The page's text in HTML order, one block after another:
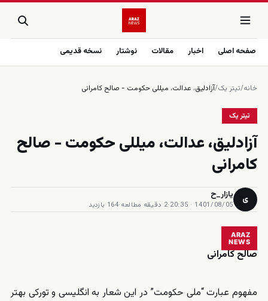
صفحه اصلی اخبار مقالات نوشتار نسخه قدیمی
خانه/تیتر یک/آزادلیق، عدالت، میللی حکومت - صالح کامرانی
تیتر یک
آزادلیق، عدالت، میللی حکومت - صالح
کامرانی
ی یازار_ح
1401/08/05 · 20:35
·2 دقیقه مطالعه ·164 بازدید
ARAZ
NEWS
صالح کامرانی
مفهوم‌ عبارت “ملی حکومت” در این شعار به انگلیسی و‌ تورکی بهتر